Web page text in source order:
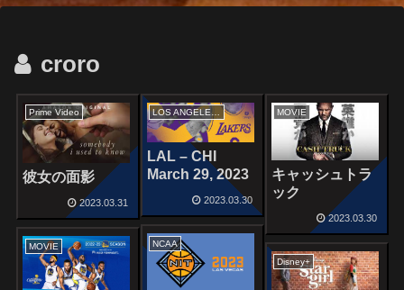
croro
Prime Video
彼女の面影
2023.03.31
LOS ANGELES LAKERS
LAL – CHI
March 29, 2023
2023.03.30
MOVIE
キャッシュトラ
ック
2023.03.30
NCAA
MOVIE
Disney+